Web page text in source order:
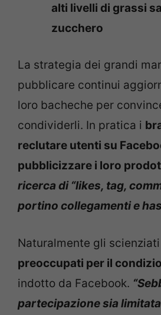
alti livelli di grassi
zucchero
La strategia dei grandi
pubblicare continui
loro bacheche per
condividerli. In pratica i
reclutare utenti su
pubblicizzare i loro
ricerca di “likes, tag,
portino collegamenti e
Naturalmente gli
preoccupati per il
indotto da Facebook.
partecipazione sia limitata